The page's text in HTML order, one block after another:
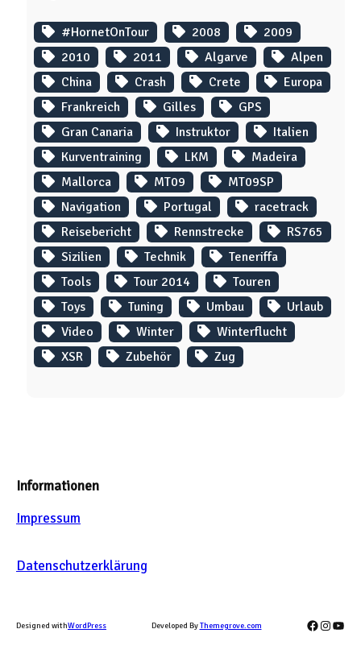
#HornetOnTour 2008
2009
2010
2011 Algarve
Alpen
China
Crash Crete
Europa
Frankreich
Gilles
GPS
Gran Canaria
Instruktor
Italien
Kurventraining
LKM
Madeira
Mallorca
MT09
MT09SP
Navigation
Portugal
racetrack
Reisebericht
Rennstrecke
RS765
Sizilien
Technik
Teneriffa
Tools
Tour 2014
Touren
Toys
Tuning Umbau
Urlaub
Video
Winter
Winterflucht
XSR
Zubehör Zug
Informationen
Impressum
Datenschutzerklärung
Designed withWordPress Developed ByThemegrove.com Facebook